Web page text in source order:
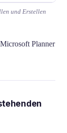
und Erstellen
Planner